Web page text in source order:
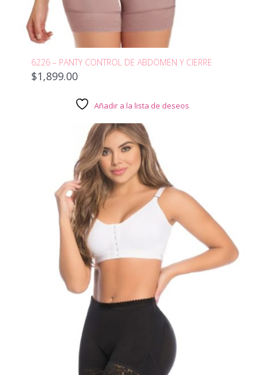
6226 – PANTY CONTROL DE ABDOMEN Y CIERRE
$1,899.00
Añadir a la lista de deseos